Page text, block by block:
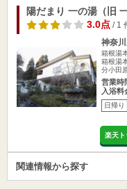
陽だまり 一の湯（旧
3.0点/ 1
神奈
箱根湯
箱根湯
分小田
営業時
入浴料
日帰り
楽天ト
関連情報から探す